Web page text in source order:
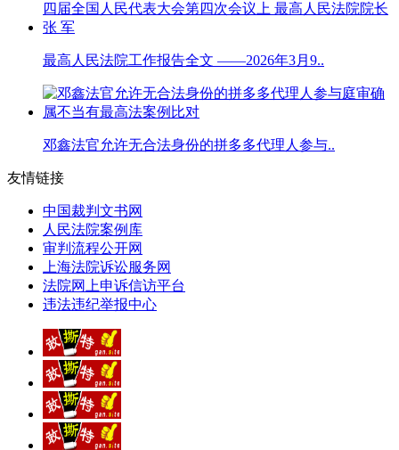
最高人民法院工作报告全文 ——2026年3月9..
邓鑫法官允许无合法身份的拼多多代理人参与..
友情链接
中国裁判文书网
人民法院案例库
审判流程公开网
上海法院诉讼服务网
法院网上申诉信访平台
违法违纪举报中心